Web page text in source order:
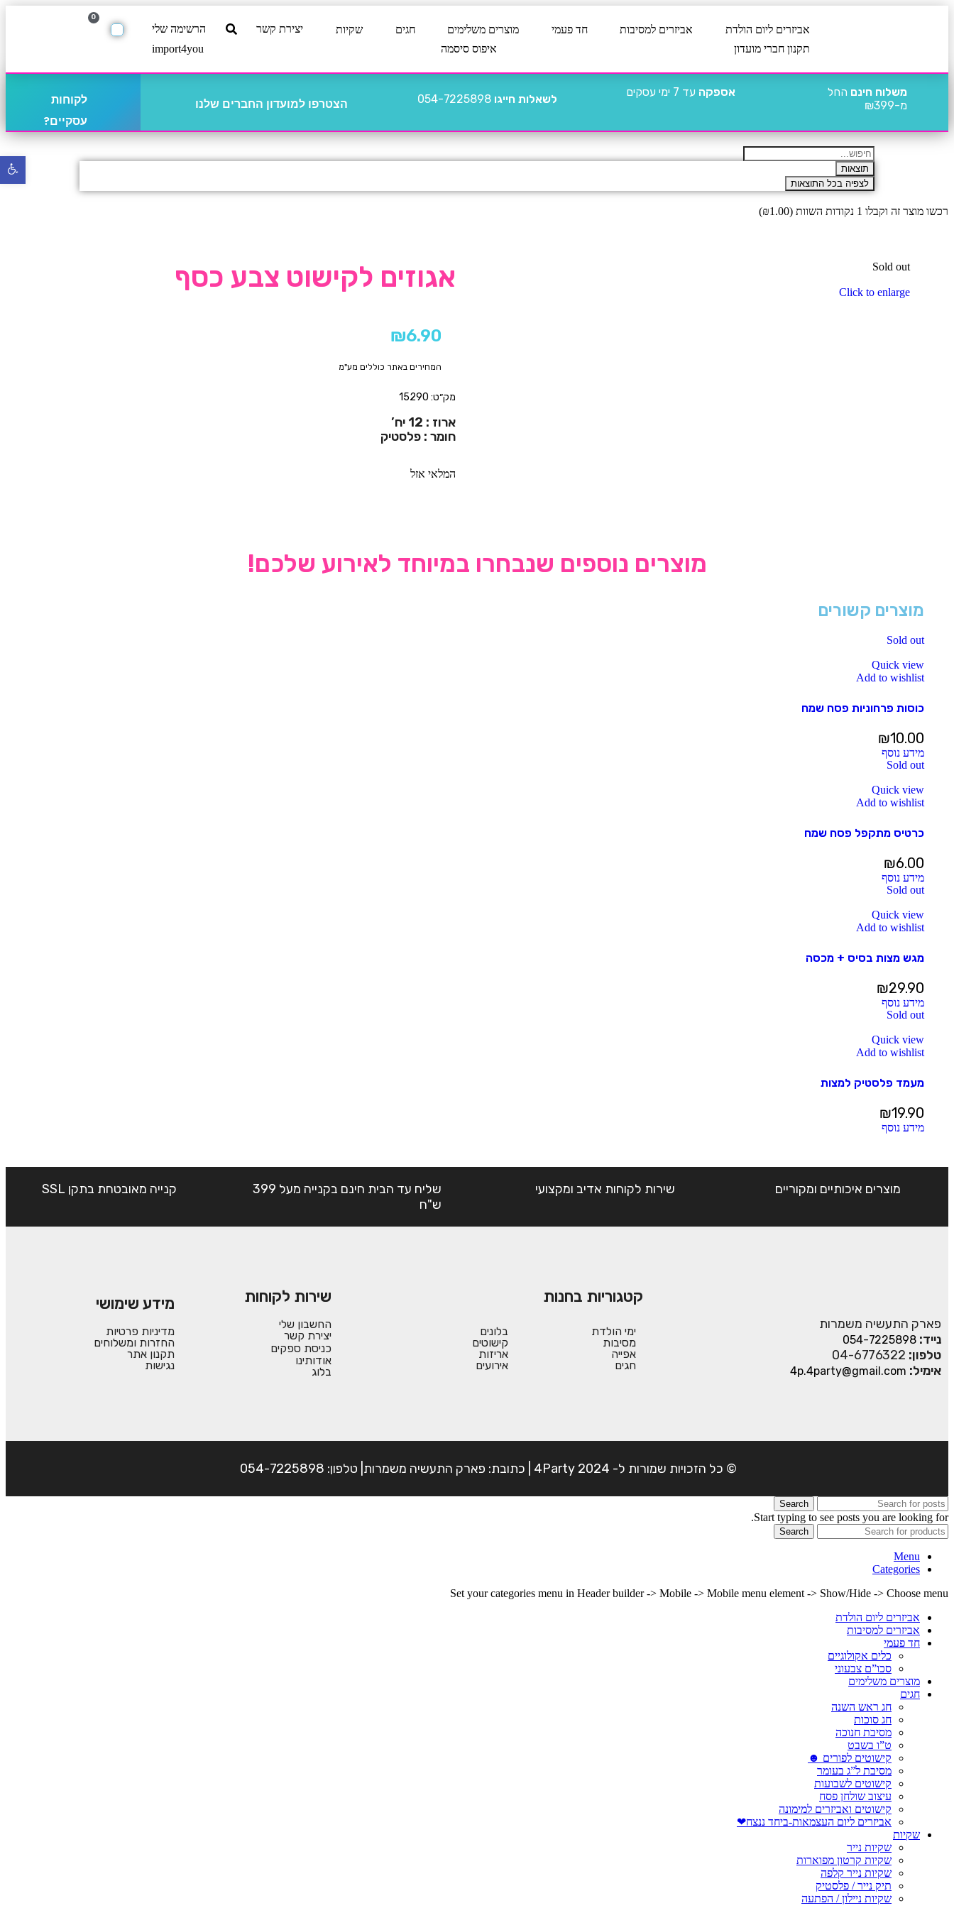
אביזרים ליום הולדת אביזרים למסיבות חד פעמי מוצרים משלימים חגים שקיות יצירת קשר
הרשימה שלי
תקנון חברי מועדון
איפוס סיסמה import4you
0
משלוח חינם החל
מ-₪399
אספקה עד 7 ימי עסקים
לשאלות חייגו 054-7225898 הצטרפו למועדון החברים שלנו
לקוחות
עסקיים?
תוצאות
לצפיה בכל התוצאות
רכשו מוצר זה וקבלו 1 נקודות השוות ( ₪1.00
)
Sold out
Click to enlarge אגוזים לקישוט צבע כסף
₪6.90
המחירים באתר כוללים מע"מ
מק״ט: 15290
ארוז : 12 יח’
חומר : פלסטיק
המלאי אזל
מוצרים נוספים שנבחרו במיוחד לאירוע שלכם!
מוצרים קשורים
Sold out
Quick view
Add to wishlist
כוסות פרחוניות פסח שמח
₪10.00
מידע נוסף
Sold out
Quick view
Add to wishlist
כרטיס מתקפל פסח שמח
₪6.00
מידע נוסף
Sold out
Quick view
Add to wishlist
מגש מצות בסיס + מכסה
₪29.90
מידע נוסף
Sold out
Quick view
Add to wishlist
מעמד פלסטיק למצות
₪19.90
מידע נוסף
מוצרים איכותיים ומקוריים שירות לקוחות אדיב ומקצועי
שליח עד הבית חינם בקנייה מעל 399
ש"ח
קנייה מאובטחת בתקן SSL
פארק התעשיה משמרות
נייד: 054-7225898
טלפון: 04-6776322
אימיל: 4p.4party@gmail.com
קטגוריות בחנות
ימי הולדת
מסיבות
אפייה
חגים
בלונים
קישוטים
אריזות
אירועים
שירות לקוחות
החשבון שלי
יצירת קשר
כניסת ספקים
אודותינו
בלוג
מידע שימושי
מדיניות פרטיות
החזרות ומשלוחים
תקנון אתר
נגישות
© כל הזכויות שמורות ל- 4Party 2024 | כתובת: פארק התעשיה משמרות| טלפון: 054-7225898
Search
Start typing to see posts you are looking for.
Search
Menu
Categories
Set your categories menu in Header builder -> Mobile -> Mobile menu element -> Show/Hide -> Choose menu
אביזרים ליום הולדת
אביזרים למסיבות
חד פעמי
כלים אקולוגיים
סכו”ם צבעוני
מוצרים משלימים
חגים
חג ראש השנה
חג סוכות
מסיבת חנוכה
ט”ו בשבט
קישוטים לפורים ☻
מסיבת ל”ג בעומר
קישוטים לשבועות
עיצוב שולחן פסח
קישוטים ואביזרים למימונה
אביזרים ליום העצמאות-ביחד ננצח❤
שקיות
שקיות נייר
שקיות קרטון מפוארות
שקיות נייר קלפה
תיק נייר / פלסטיק
שקיות ניילון / הפתעה
פתח